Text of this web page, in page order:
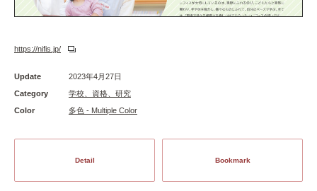
https://nifis.jp/
Update
2023年4月27日
Category
学校、資格、研究
Color
多色 - Multiple Color
Detail Bookmark